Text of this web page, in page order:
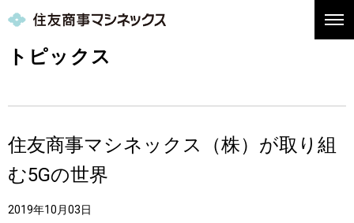
トピックス
住友商事マシネックス（株）が取り組
む5Gの世界
2019年10月03日